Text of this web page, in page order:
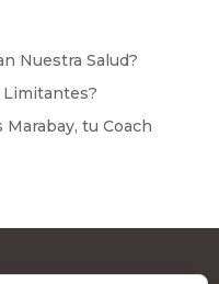
Nuestra Salud?
Limitantes?
tu Coach